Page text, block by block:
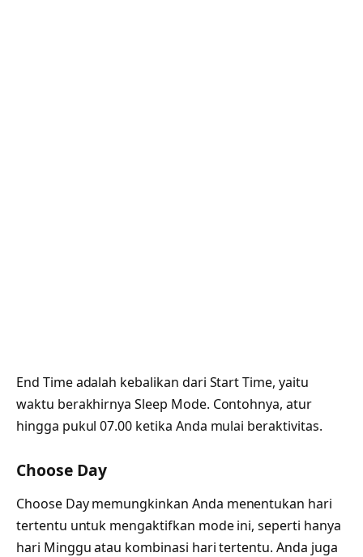
End Time adalah kebalikan dari Start Time, yaitu
waktu berakhirnya Sleep Mode. Contohnya, atur
hingga pukul 07.00 ketika Anda mulai beraktivitas.
Choose Day
Choose Day memungkinkan Anda menentukan hari
tertentu untuk mengaktifkan mode ini, seperti hanya
hari Minggu atau kombinasi hari tertentu. Anda juga